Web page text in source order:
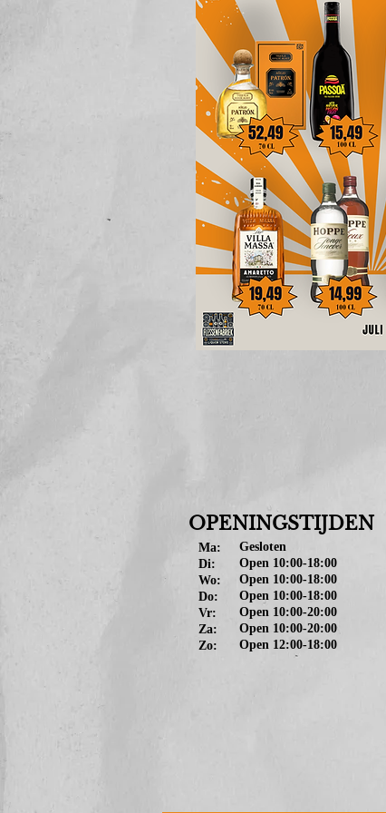
OPENINGSTIJDEN
Ma:
Di:
Wo:
Do:
Vr:
Za:
Zo:
Gesloten
Open 10:00-18:00
Open 10:00-18:00
Open 10:00-18:00
Open 10:00-20:00
Open 10:00-20:00
Open 12:00-18:00